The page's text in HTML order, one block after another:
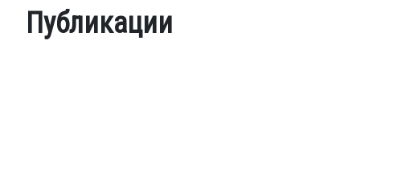
Публикации